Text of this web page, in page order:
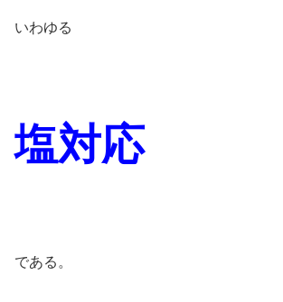
いわゆる
塩対応
である。